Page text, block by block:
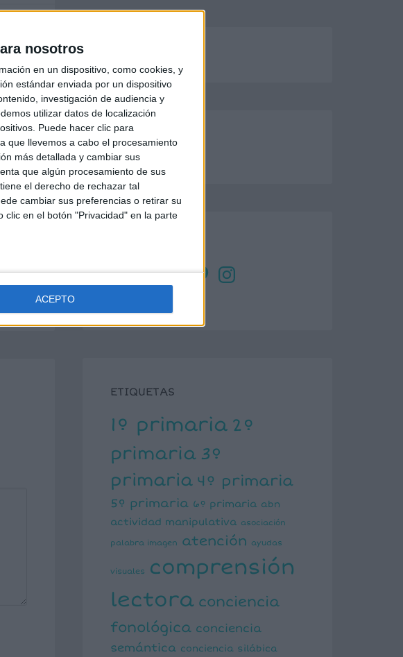
nosotros
en un dispositivo, como cookies, y
estándar enviada por un dispositivo
investigación de audiencia y
utilizar datos de localización
Puede hacer clic para
que llevemos a cabo el procesamiento
más detallada y cambiar sus
que algún procesamiento de sus
el derecho de rechazar tal
cambiar sus preferencias o retirar su
clic en el botón "Privacidad" en la parte
ACEPTO
X
Facebook
YouTubePinterestInstagram
ETIQUETAS
1º primaria 2º
primaria 3º
primaria 4º primaria
5º primaria 6º primaria abn
actividad manipulativa asociación
palabra imagen atención ayudas
visuales
comprensión
lectora conciencia
fonológica conciencia
semántica conciencia silábica